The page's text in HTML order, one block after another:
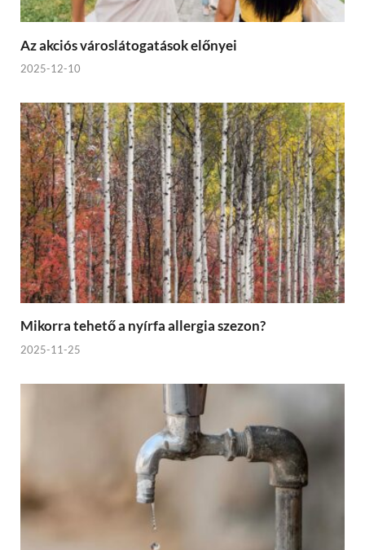
Az akciós városlátogatások előnyei
2025-12-10
Mikorra tehető a nyírfa allergia szezon?
2025-11-25